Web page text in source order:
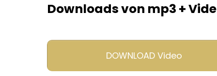
Downloads von mp3 +
DOWNLOAD Video